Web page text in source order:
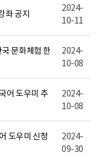
좌 공지
2024-
10-11
문화체험 한
2024-
10-08
어 도우미 추
2024-
10-08
도우미 신청
2024-
09-30